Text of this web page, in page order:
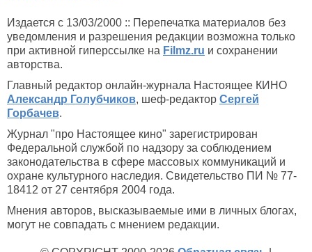
Издается с 13/03/2000 :: Перепечатка материалов без
уведомления и разрешения редакции возможна только
при активной гиперссылке на Filmz.ru и сохранении
авторства.
Главный редактор онлайн-журнала Настоящее КИНО
Александр Голубчиков, шеф-редактор Сергей
Горбачев.
Журнал "про Настоящее кино" зарегистрирован
Федеральной службой по надзору за соблюдением
законодательства в сфере массовых коммуникаций и
охране культурного наследия. Свидетельство ПИ № 77-
18412 от 27 сентября 2004 года.
Мнения авторов, высказываемые ими в личных блогах,
могут не совпадать с мнением редакции.